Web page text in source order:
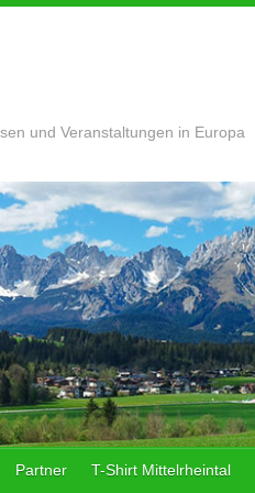
und Veranstaltungen in Europa
Partner T-Shirt Mittelrheintal